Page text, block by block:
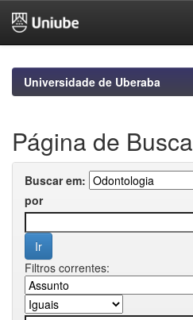
navigationUniversidade de Uberaba
Página de Busca
Buscar em:
por
Filtros correntes: